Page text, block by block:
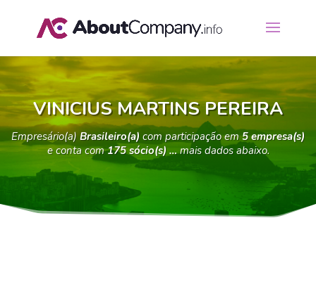
VINICIUS MARTINS PEREIRA
Empresário(a)Brasileiro(a) com participação em5 empresa(s)
e conta com175 sócio(s) …mais dados abaixo.